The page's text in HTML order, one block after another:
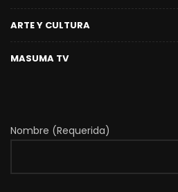
ARTE Y CULTURA
MASUMA TV
Nombre (Requerida)